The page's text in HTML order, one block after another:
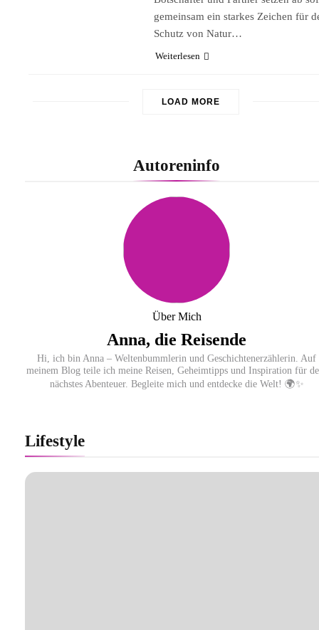
gemeinsam ein starkes Zeichen für
Schutz von Natur…
Weiterlesen
LOAD MORE
Autoreninfo
Über Mich
Anna, die Reisende
Hi, ich bin Anna – Weltenbummlerin und Geschichtenerzählerin. Auf
meinem Blog teile ich meine Reisen, Geheimtipps und Inspiration für
nächstes Abenteuer. Begleite mich und entdecke die Welt! 🌍✨
Lifestyle